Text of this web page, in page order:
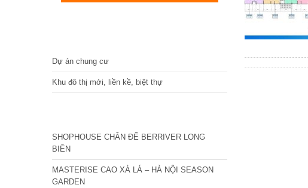
Dự án chung cư
Khu đô thị mới, liền kề, biệt thự
SHOPHOUSE CHÂN ĐẾ BERRIVER LONG
BIÊN
MASTERISE CAO XÀ LÁ – HÀ NỘI SEASON
GARDEN